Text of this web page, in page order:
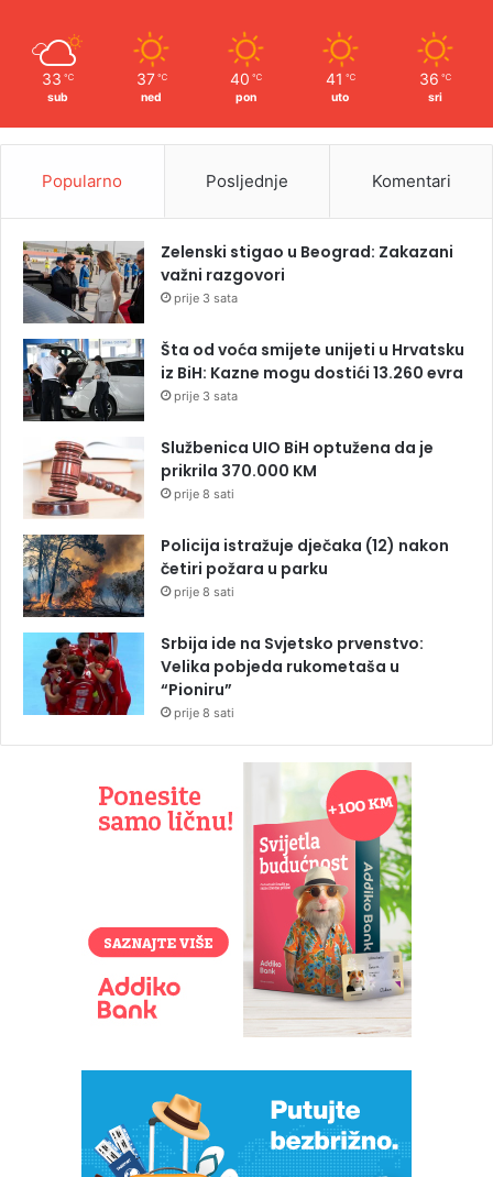
33 ℃
sub
37 ℃
ned
40 ℃
pon
41 ℃
uto
36 ℃
sri
Popularno Posljednje Komentari
Zelenski stigao u Beograd: Zakazani
važni razgovori
prije 3 sata
Šta od voća smijete unijeti u Hrvatsku
iz BiH: Kazne mogu dostići 13.260 evra
prije 3 sata
Službenica UIO BiH optužena da je
prikrila 370.000 KM
prije 8 sati
Policija istražuje dječaka (12) nakon
četiri požara u parku
prije 8 sati
Srbija ide na Svjetsko prvenstvo:
Velika pobjeda rukometaša u
“Pioniru”
prije 8 sati